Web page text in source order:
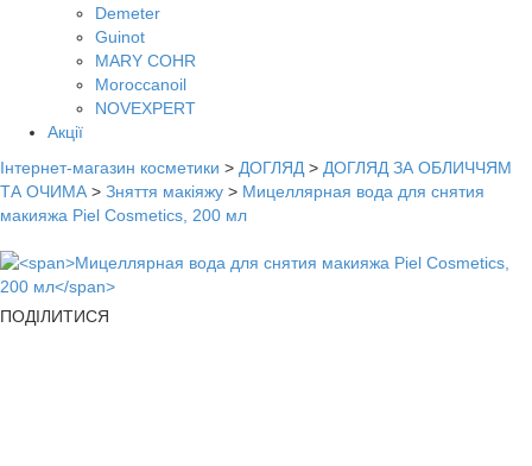
Demeter
Guinot
MARY COHR
Moroccanoil
NOVEXPERT
Акції
Інтернет-магазин косметики > ДОГЛЯД > ДОГЛЯД ЗА ОБЛИЧЧЯМ
ТА ОЧИМА > Зняття макіяжу > Мицеллярная вода для снятия
макияжа Piel Cosmetics, 200 мл
ПОДІЛИТИСЯ